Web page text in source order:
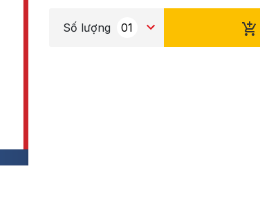
Số lượng